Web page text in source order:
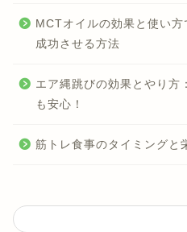
MCTオイルの効果と使い方
成功させる方法
エア縄跳びの効果とやり方
も安心！
筋トレ食事のタイミングと